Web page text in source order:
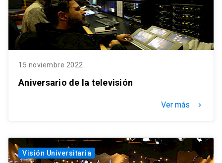
15 noviembre 2022
Aniversario de la televisión
Ver más keyboard_arrow_right
Visión Universitaria